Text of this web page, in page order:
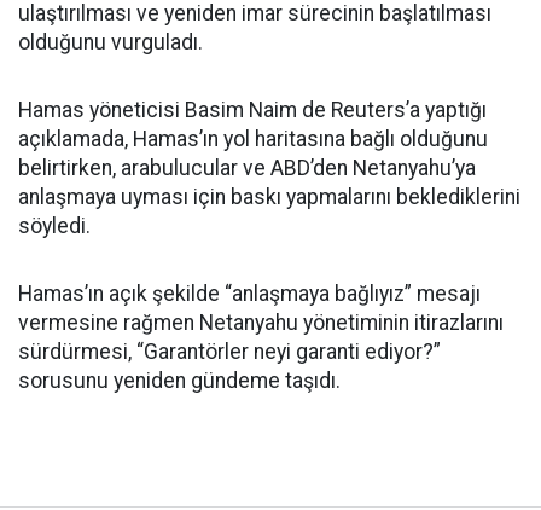
ulaştırılması ve yeniden imar sürecinin başlatılması
olduğunu vurguladı.
Hamas yöneticisi Basim Naim de Reuters’a yaptığı
açıklamada, Hamas’ın yol haritasına bağlı olduğunu
belirtirken, arabulucular ve ABD’den Netanyahu’ya
anlaşmaya uyması için baskı yapmalarını beklediklerini
söyledi.
Hamas’ın açık şekilde “anlaşmaya bağlıyız” mesajı
vermesine rağmen Netanyahu yönetiminin itirazlarını
sürdürmesi, “Garantörler neyi garanti ediyor?”
sorusunu yeniden gündeme taşıdı.